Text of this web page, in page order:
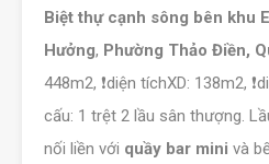
Biệt thự cạnh sông bên khu
Hưởng, Phường Thảo Điền,
448m2, ❗️diện tíchXD: 138m2,
cấu: 1 trệt 2 lầu sân thượng.
nối liền với quầy bar mini và